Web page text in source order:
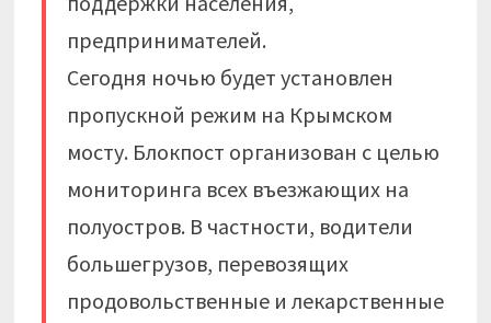
предпринимателей.
Сегодня ночью будет установлен
пропускной режим на Крымском
мосту. Блокпост организован с целью
мониторинга всех въезжающих на
полуостров. В частности, водители
большегрузов, перевозящих
продовольственные и лекарственные